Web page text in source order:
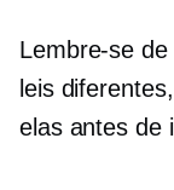
Lembre-se
leis
elas antes de